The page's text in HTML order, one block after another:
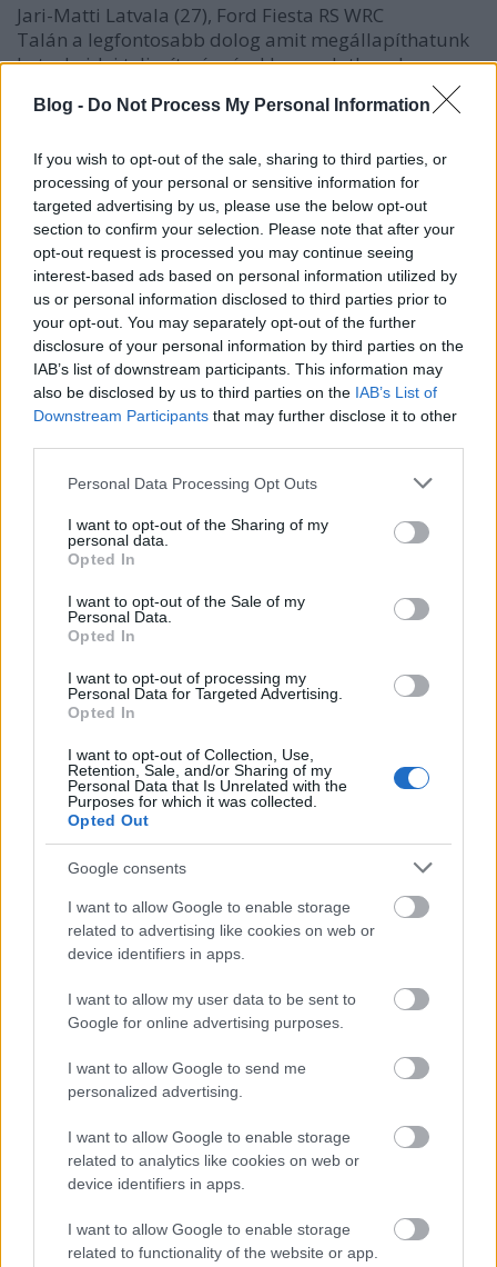
Blog - Do Not Process My Personal Information
If you wish to opt-out of the sale, sharing to third parties, or
processing of your personal or sensitive information for
targeted advertising by us, please use the below opt-out
section to confirm your selection. Please note that after your
opt-out request is processed you may continue seeing
interest-based ads based on personal information utilized by
us or personal information disclosed to third parties prior to
your opt-out. You may separately opt-out of the further
disclosure of your personal information by third parties on the
IAB’s list of downstream participants. This information may
also be disclosed by us to third parties on the IAB’s List of
Downstream Participants that may further disclose it to other
Please note that this website/app uses one or more Google
not limited to your visit or usage behaviour. You may click to
grant or deny consent to Google and its third-party tags to
use your data for below specified purposes in below Google
consent section.
Personal Data Processing Opt Outs
I want to opt-out of the Sharing of my
personal data.
Opted In
I want to opt-out of the Sale of my
Personal Data.
Opted In
I want to opt-out of processing my
Personal Data for Targeted Advertising.
Opted In
I want to opt-out of Collection, Use,
Retention, Sale, and/or Sharing of my
Personal Data that Is Unrelated with the
Purposes for which it was collected.
Opted Out
Google consents
I want to allow Google to enable storage
related to advertising like cookies on web or
device identifiers in apps.
I want to allow my user data to be sent to
Google for online advertising purposes.
I want to allow Google to send me
personalized advertising.
I want to allow Google to enable storage
related to analytics like cookies on web or
device identifiers in apps.
I want to allow Google to enable storage
related to functionality of the website or app.
Jari-Matti Latvala (27), Ford Fiesta RS WRC
Talán a legfontosabb dolog amit megállapíthatunk
Latvala idei teljesítményével kapcsolatban, hogy
idén sem tudott kilépni saját árnyékából. Gyors,
rettenetesen, vegytiszta gyorsaságban talán csak
finn, aki aszfalton is szinte olyan jól megy, mint
murván. Ugyanakkor még mindig nem tudott
lehiggadni, egy világbajnoki esélyeshez mérten
sokat hibázik és ezért komoly árat fizet. Míg tavaly a
technikával is adódtak gondok, idén a Ford elég
megbízható és gyors volt, hogy állja a sarat a
Citroennel szemben, ez rögtön a Montén látszott,
most viszont a versenyzőik nem tudtak konstans jó
eredményt elérni. Az első négy futamból háromszor
nullázott, ez pedig elhomályosítja svédországi
elsőségét is. Aztán jött a sajnálatos sérülése síelés
közben, ami miatt ki kellett hagynia Argentínát és itt
végleg el is szálltak bajnoki esélyei. A hátralévő nyolc
versenyen hatszor végzett a dobogón, Walesben
stabilan teljesítő Ostberggel szemben megszerezze a
harmadik helyet a pontversenyben. Bevallom nehéz
megnyerő a stílusa, annyira jó versenyző, hogy nem
lehet nem szeretni, épp ezért aggódom is miatta egy
kicsit, ha a Volkswagenhez igazolására és a 2013-as
szezonra gondolok. Feltételezve, hogy a Polo R WRC a
kezdetektől felveszi a versenyt a Citroenekkel, én
Latvalát a vb egyik fő esélyesének tartom, de ismerve
Ogier helyzetét a csapatban és a finn hullámzó
teljesítményét, lehet, benne van a levegőben, hogy a
francia hamar eldönti ki legyen az első számú
versenyző. Persze Jari-Matti sem másodhegedűsnek
igazolt a németekhez, hanem azzal a nem titkolt
céllal, hogy elérje azt, amit a Forddal nem sikerült…
Latvala mérlege
: 12 rajt, 2 győzelem, 7 dobogó, 59
szakaszgyőzelem, 154 pont, 3. helyezés